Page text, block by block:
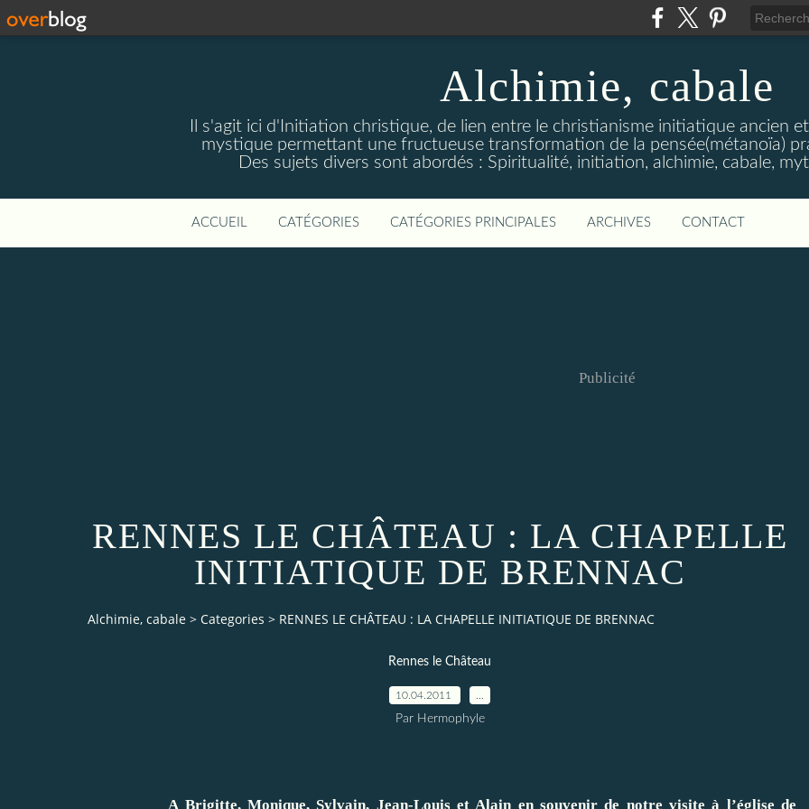
Alchimie, cabale
Il s'agit ici d'Initiation christique, de lien entre le christianisme initiatique ancien
mystique permettant une fructueuse transformation de la pensée(métanoïa)
Des sujets divers sont abordés : Spiritualité, initiation, alchimie, cabale,
ACCUEIL CATÉGORIES CATÉGORIES PRINCIPALES ARCHIVES CONTACT
Publicité
RENNES LE CHÂTEAU : LA CHAPELLE
INITIATIQUE DE BRENNAC
Alchimie, cabale > Categories > RENNES LE CHÂTEAU : LA CHAPELLE INITIATIQUE DE BRENNAC
Rennes le Château
10.04.2011
Par Hermophyle
A Brigitte, Monique, Sylvain, Jean-Louis et Alain en souvenir de notre visite à l’église de